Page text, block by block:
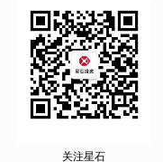
关注星石